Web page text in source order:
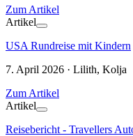
Zum Artikel
Artikel
USA Rundreise mit Kindern
7. April 2026 · Lilith, Kolja
Zum Artikel
Artikel
Reisebericht - Travellers